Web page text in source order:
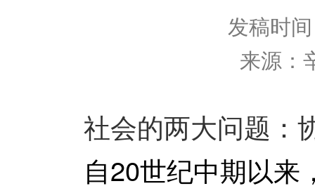
发稿时
来源：
社会的两大问题：
自20世纪中期以来